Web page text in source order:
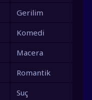
Gerilim
Komedi
Macera
Romantik
Suç